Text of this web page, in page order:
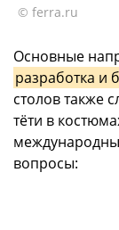
© ferra.ru
Основные
разработка и
столов также
тёти в
вопросы: